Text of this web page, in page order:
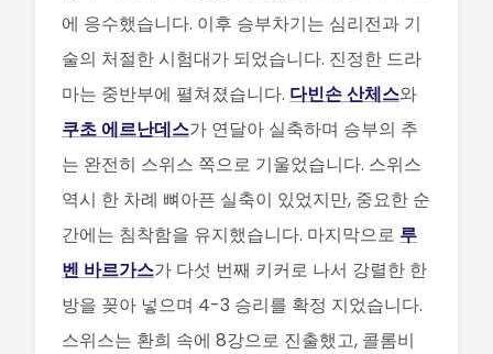
에 응수했습니다. 이후 승부차기는 심리전과 기
술의 처절한 시험대가 되었습니다. 진정한 드라
마는 중반부에 펼쳐졌습니다. 다빈손 산체스와
쿠초 에르난데스가 연달아 실축하며 승부의 추
는 완전히 스위스 쪽으로 기울었습니다. 스위스
역시 한 차례 뼈아픈 실축이 있었지만, 중요한 순
간에는 침착함을 유지했습니다. 마지막으로 루
벤 바르가스가 다섯 번째 키커로 나서 강렬한 한
방을 꽂아 넣으며 4-3 승리를 확정 지었습니다.
스위스는 환희 속에 8강으로 진출했고, 콜롬비